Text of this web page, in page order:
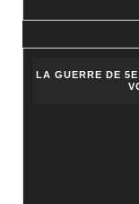
LA GUERRE DE